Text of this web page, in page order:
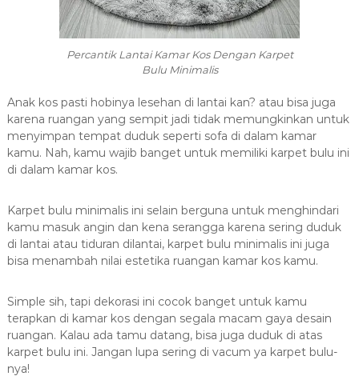
Percantik Lantai Kamar Kos Dengan Karpet
Bulu Minimalis
Anak kos pasti hobinya lesehan di lantai kan? atau bisa juga
karena ruangan yang sempit jadi tidak memungkinkan untuk
menyimpan tempat duduk seperti sofa di dalam kamar
kamu. Nah, kamu wajib banget untuk memiliki karpet bulu ini
di dalam kamar kos.
Karpet bulu minimalis ini selain berguna untuk menghindari
kamu masuk angin dan kena serangga karena sering duduk
di lantai atau tiduran dilantai, karpet bulu minimalis ini juga
bisa menambah nilai estetika ruangan kamar kos kamu.
Simple sih, tapi dekorasi ini cocok banget untuk kamu
terapkan di kamar kos dengan segala macam gaya desain
ruangan. Kalau ada tamu datang, bisa juga duduk di atas
karpet bulu ini. Jangan lupa sering di vacum ya karpet bulu-
nya!